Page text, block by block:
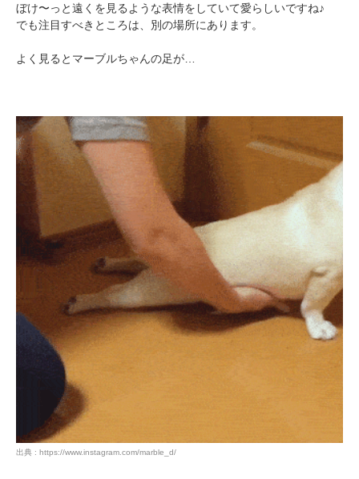
ぼけ〜っと遠くを見るような表情をしていて愛らしいですね♪
でも注目すべきところは、別の場所にあります。
よく見るとマーブルちゃんの足が…
出典 : https://www.instagram.com/marble_d/